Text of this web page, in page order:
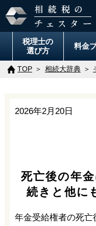
税理士の
選び方
料金
TOP 相続大辞典
2026年2月20日
死亡後の年
続きと他に
年金受給権者の死